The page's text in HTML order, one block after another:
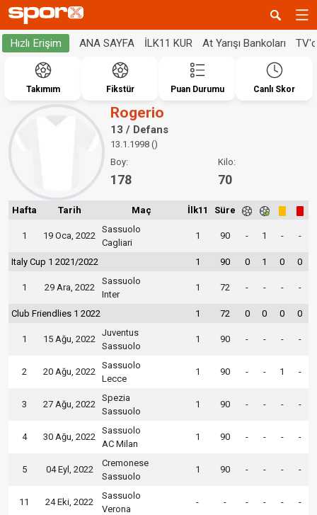
Hızlı Erişim ANA SAYFA İLK11 KUR At Yarışı Bankoları
Takımım Fikstür Puan Durumu Canlı Skor
Rogerio
13 / Defans
13.1.1998 ()
Boy:
178
Kilo:
70
Hafta Tarih Maç İlk11 Süre
1 19 Oca, 2022
Sassuolo
Cagliari
1 90 - 1 - -
Italy Cup 1 2021/2022 1 90 0 1 0 0
1 29 Ara, 2022
Sassuolo
Inter
1 72 - - - -
Club Friendlies 1 2022 1 72 0 0 0 0
1 15 Ağu, 2022
Juventus
Sassuolo
1 90 - - - -
2 20 Ağu, 2022
Sassuolo
Lecce
1 90 - - 1 -
3 27 Ağu, 2022
Spezia
Sassuolo
1 90 - - - -
4 30 Ağu, 2022
Sassuolo
AC Milan
1 90 - - - -
5 04 Eyl, 2022
Cremonese
Sassuolo
1 90 - - - -
11 24 Eki, 2022
Sassuolo
Verona
- - - - - -